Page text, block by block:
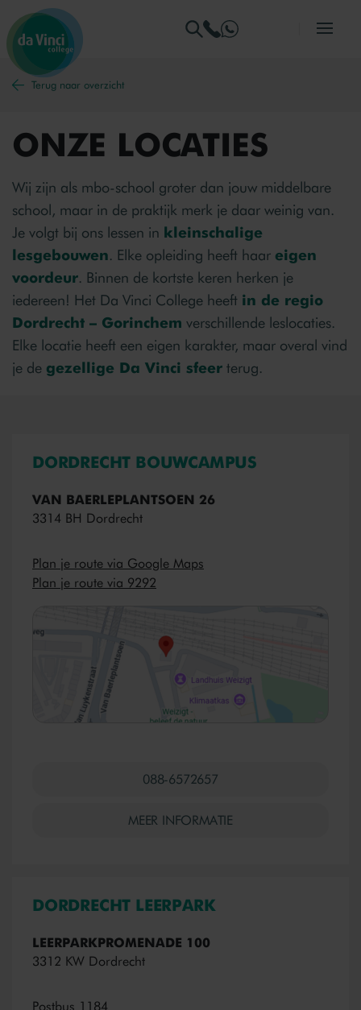
Ga naar menu
Ga naar de homepage
Terug naar overzicht
ONZE LOCATIES
Wij zijn als mbo-school groter dan jouw middelbare
school, maar in de praktijk merk je daar weinig van.
Je volgt bij ons lessen in kleinschalige
lesgebouwen. Elke opleiding heeft haar eigen
voordeur. Binnen de kortste keren herken je
iedereen! Het Da Vinci College heeft in de regio
Dordrecht – Gorinchem verschillende leslocaties.
Elke locatie heeft een eigen karakter, maar overal vind
je de gezellige Da Vinci sfeer terug.
DORDRECHT BOUWCAMPUS
VAN BAERLEPLANTSOEN 26
3314 BH Dordrecht
Plan je route via Google Maps
Plan je route via 9292
088-6572657
MEER INFORMATIE
DORDRECHT LEERPARK
LEERPARKPROMENADE 100
3312 KW Dordrecht
Postbus 1184